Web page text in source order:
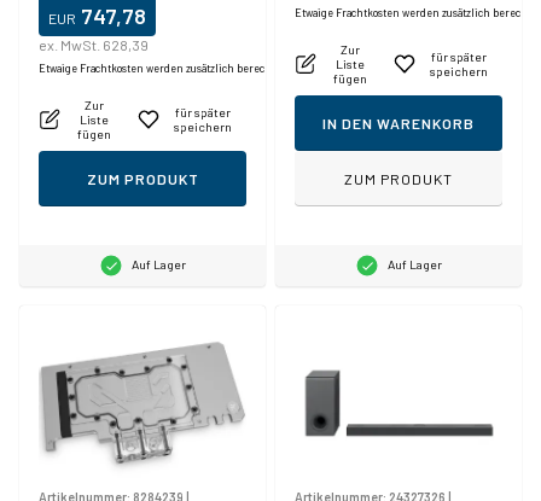
EUR 747,78
ex. MwSt. 628,39
Etwaige Frachtkosten werden zusätzlich berechnet.
Zur
Liste
fügen
für später
speichern
ZUM PRODUKT
Auf Lager
Etwaige Frachtkosten werden zusätzlich
Zur
Liste
fügen
für später
speichern
IN DEN WARENKORB
ZUM PRODUKT
Auf Lager
Artikelnummer: 8284239 Artikelnummer: 24327326